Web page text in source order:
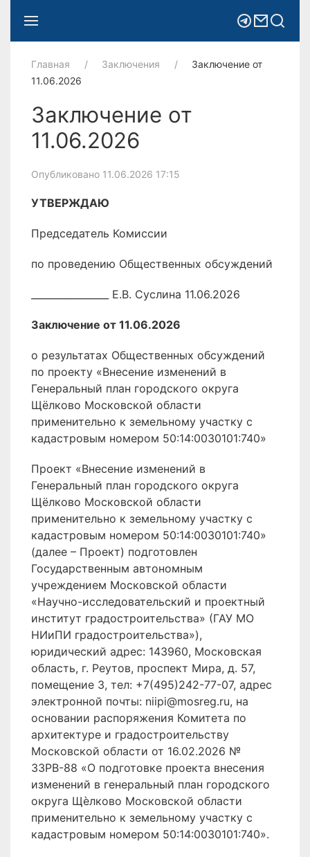
Главная Заключения
Заключение от
11.06.2026
Заключение от
11.06.2026
Опубликовано 11.06.2026 17:15
УТВЕРЖДАЮ
Председатель Комиссии
по проведению Общественных обсуждений
________________ Е.В. Суслина 11.06.2026
Заключение от 11.06.2026
о результатах Общественных обсуждений
по проекту «Внесение изменений в
Генеральный план городского округа
Щёлково Московской области
применительно к земельному участку с
кадастровым номером 50:14:0030101:740»
Проект «Внесение изменений в
Генеральный план городского округа
Щёлково Московской области
применительно к земельному участку с
кадастровым номером 50:14:0030101:740»
(далее – Проект) подготовлен
Государственным автономным
учреждением Московской области
«Научно-исследовательский и проектный
институт градостроительства» (ГАУ МО
НИиПИ градостроительства»),
юридический адрес: 143960, Московская
область, г. Реутов, проспект Мира, д. 57,
помещение 3, тел: +7(495)242-77-07, адрес
электронной почты: niipi@mosreg.ru, на
основании распоряжения Комитета по
архитектуре и градостроительству
Московской области от 16.02.2026 №
33РВ-88 «О подготовке проекта внесения
изменений в генеральный план городского
округа Щѐлково Московской области
применительно к земельному участку с
кадастровым номером 50:14:0030101:740».